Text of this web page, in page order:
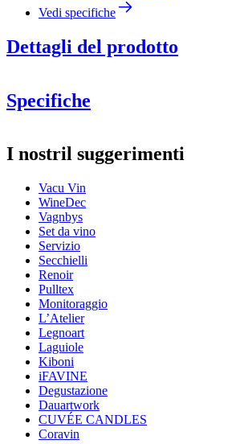
Vedi specifiche
Dettagli del prodotto
Specifiche
Numero di prodottoV78545606
Dimensioni (LxAxP cm)
Peso (kg)
Altezza (cm)
Larghezza (cm)
Profondità (cm)
I nostril suggerimenti
Vacu Vin
WineDec
Vagnbys
Set da vino
Servizio
Secchielli
Renoir
Pulltex
Monitoraggio
L’Atelier
Legnoart
Laguiole
Kiboni
iFAVINE
Degustazione
Dauartwork
CUVÉE CANDLES
Coravin